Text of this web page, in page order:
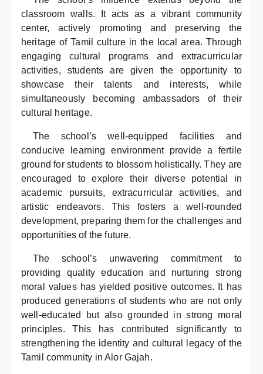
classroom walls. It acts as a vibrant community
center, actively promoting and preserving the
heritage of Tamil culture in the local area. Through
engaging cultural programs and extracurricular
activities, students are given the opportunity to
showcase their talents and interests, while
simultaneously becoming ambassadors of their
cultural heritage.
The school’s well-equipped facilities and
conducive learning environment provide a fertile
ground for students to blossom holistically. They are
encouraged to explore their diverse potential in
academic pursuits, extracurricular activities, and
artistic endeavors. This fosters a well-rounded
development, preparing them for the challenges and
opportunities of the future.
The school’s unwavering commitment to
providing quality education and nurturing strong
moral values has yielded positive outcomes. It has
produced generations of students who are not only
well-educated but also grounded in strong moral
principles. This has contributed significantly to
strengthening the identity and cultural legacy of the
Tamil community in Alor Gajah.